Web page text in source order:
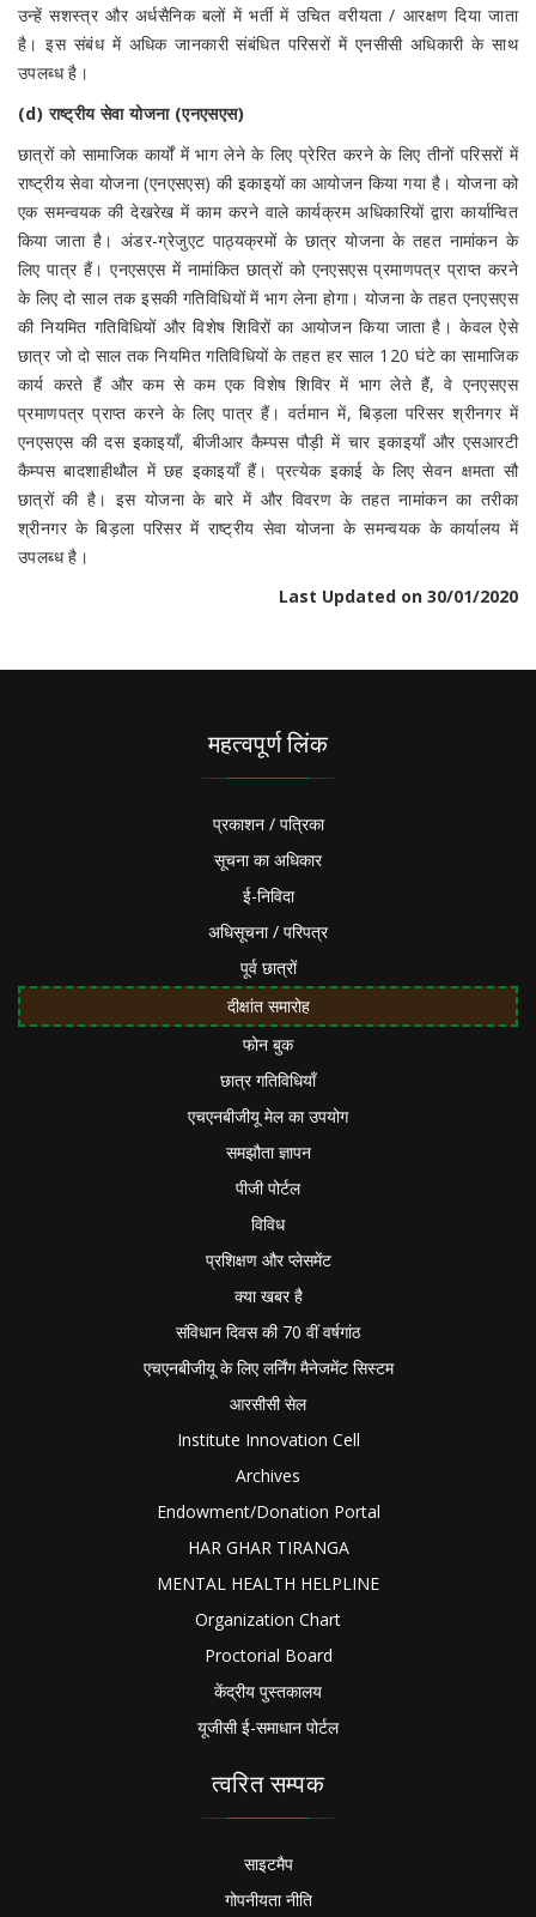
उन्हें सशस्त्र और अर्धसैनिक बलों में भर्ती में उचित वरीयता / आरक्षण दिया जाता
है। इस संबंध में अधिक जानकारी संबंधित परिसरों में एनसीसी अधिकारी के साथ
उपलब्ध है।
(d) राष्ट्रीय सेवा योजना (एनएसएस)
छात्रों को सामाजिक कार्यों में भाग लेने के लिए प्रेरित करने के लिए तीनों परिसरों में
राष्ट्रीय सेवा योजना (एनएसएस) की इकाइयों का आयोजन किया गया है। योजना को
एक समन्वयक की देखरेख में काम करने वाले कार्यक्रम अधिकारियों द्वारा कार्यान्वित
किया जाता है। अंडर-ग्रेजुएट पाठ्यक्रमों के छात्र योजना के तहत नामांकन के
लिए पात्र हैं। एनएसएस में नामांकित छात्रों को एनएसएस प्रमाणपत्र प्राप्त करने
के लिए दो साल तक इसकी गतिविधियों में भाग लेना होगा। योजना के तहत एनएसएस
की नियमित गतिविधियों और विशेष शिविरों का आयोजन किया जाता है। केवल ऐसे
छात्र जो दो साल तक नियमित गतिविधियों के तहत हर साल 120 घंटे का सामाजिक
कार्य करते हैं और कम से कम एक विशेष शिविर में भाग लेते हैं, वे एनएसएस
प्रमाणपत्र प्राप्त करने के लिए पात्र हैं। वर्तमान में, बिड़ला परिसर श्रीनगर में
एनएसएस की दस इकाइयाँ, बीजीआर कैम्पस पौड़ी में चार इकाइयाँ और एसआरटी
कैम्पस बादशाहीथौल में छह इकाइयाँ हैं। प्रत्येक इकाई के लिए सेवन क्षमता सौ
छात्रों की है। इस योजना के बारे में और विवरण के तहत नामांकन का तरीका
श्रीनगर के बिड़ला परिसर में राष्ट्रीय सेवा योजना के समन्वयक के कार्यालय में
उपलब्ध है।
Last Updated on 30/01/2020
महत्वपूर्ण लिंक
प्रकाशन / पत्रिका
सूचना का अधिकार
ई-निविदा
अधिसूचना / परिपत्र
पूर्व छात्रों
दीक्षांत समारोह
फोन बुक
छात्र गतिविधियाँ
एचएनबीजीयू मेल का उपयोग
समझौता ज्ञापन
पीजी पोर्टल
विविध
प्रशिक्षण और प्लेसमेंट
क्या खबर है
संविधान दिवस की 70 वीं वर्षगांठ
एचएनबीजीयू के लिए लर्निंग मैनेजमेंट सिस्टम
आरसीसी सेल
Institute Innovation Cell
Archives
Endowment/Donation Portal
HAR GHAR TIRANGA
MENTAL HEALTH HELPLINE
Organization Chart
Proctorial Board
केंद्रीय पुस्तकालय
यूजीसी ई-समाधान पोर्टल
त्वरित सम्पक
साइटमैप
गोपनीयता नीति